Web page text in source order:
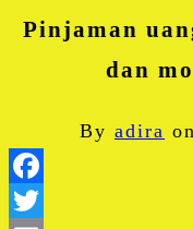
Pinjaman
dan
By adira on